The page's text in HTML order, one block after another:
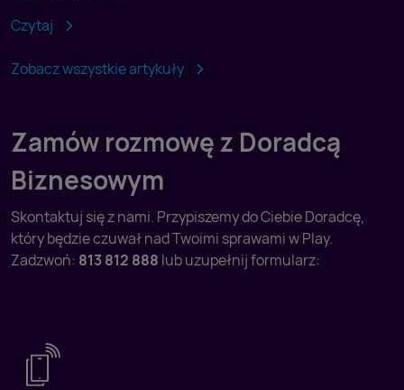
Czytaj
Zobacz wszystkie artykuły
Zamów rozmowę z Doradcą
Biznesowym
Skontaktuj się z nami. Przypiszemy do Ciebie Doradcę,
który będzie czuwał nad Twoimi sprawami w Play.
Zadzwoń: 813 812 888 lub uzupełnij formularz: